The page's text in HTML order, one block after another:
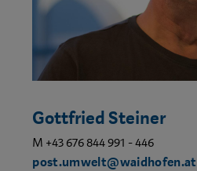
Gottfried Steiner
M +43 676 844 991 - 446
post.umwelt@waidhofen.at